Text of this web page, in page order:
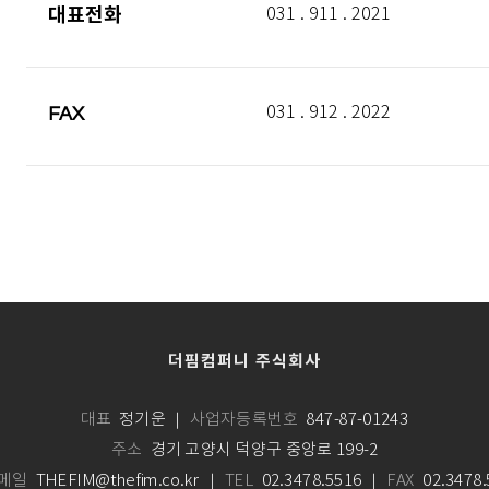
대표전화 031 . 911 . 2021
FAX 031 . 912 . 2022
더핌컴퍼니 주식회사
대표 정기운 사업자등록번호 847-87-01243
주소 경기 고양시 덕양구 중앙로 199-2
일
THEFIM@thefim.co.kr TEL02.3478.5516 FAX